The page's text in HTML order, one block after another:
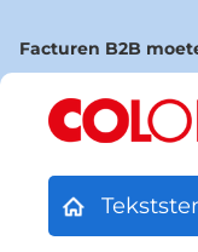
Facturen B2B
Ga